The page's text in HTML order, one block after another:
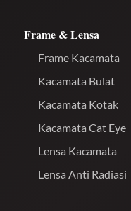
Frame & Lensa
Frame Kacamata
Kacamata Bulat
Kacamata Kotak
Kacamata Cat Eye
Lensa Kacamata
Lensa Anti Radiasi